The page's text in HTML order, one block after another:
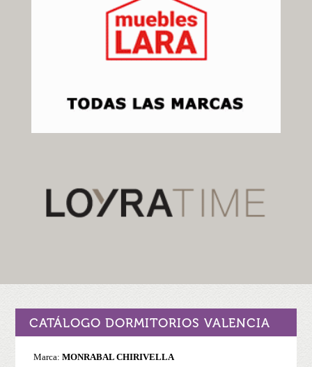
CATÁLOGO DORMITORIOS VALENCIA
Marca:MONRABAL CHIRIVELLA